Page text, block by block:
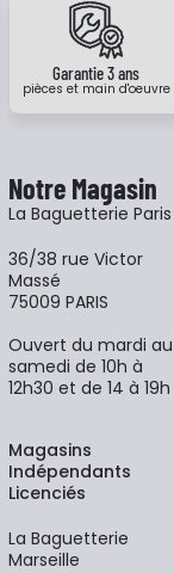
Garantie 3 ans
pièces et main d'oeuvre
Notre Magasin
La Baguetterie Paris
36/38 rue Victor
Massé
75009 PARIS
Ouvert du mardi au
samedi de 10h à
12h30 et de 14 à 19h
Magasins
Indépendants
Licenciés
La Baguetterie
Marseille